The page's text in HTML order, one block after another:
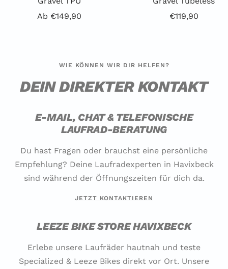
Angebotspreis
Ab €149,90
Angebotspreis
€119,90
WIE KÖNNEN WIR DIR HELFEN?
DEIN DIREKTER KONTAKT
E-MAIL, CHAT & TELEFONISCHE
LAUFRAD-BERATUNG
Du hast Fragen oder brauchst eine persönliche
Empfehlung? Deine Laufradexperten in Havixbeck
sind während der Öffnungszeiten für dich da.
JETZT KONTAKTIEREN
LEEZE BIKE STORE HAVIXBECK
Erlebe unsere Laufräder hautnah und teste
Specialized & Leeze Bikes direkt vor Ort. Unsere